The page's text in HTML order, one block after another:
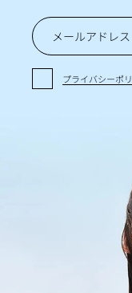
メールアドレス
プライバシーポ